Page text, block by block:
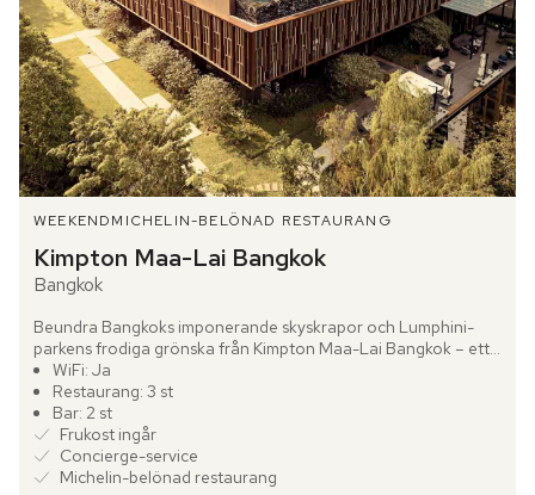
WEEKENDMICHELIN-BELÖNAD RESTAURANG
Kimpton Maa-Lai Bangkok
Bangkok
Beundra Bangkoks imponerande skyskrapor och Lumphini-
parkens frodiga grönska från Kimpton Maa-Lai Bangkok – ett
designhotell med tydlig personlighet och tidlös elegans. I...
WiFi: Ja
Restaurang: 3 st
Bar: 2 st
Frukost ingår
Concierge-service
Michelin-belönad restaurang